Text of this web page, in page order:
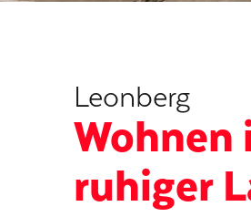
Leonberg
Wohnen
ruhiger